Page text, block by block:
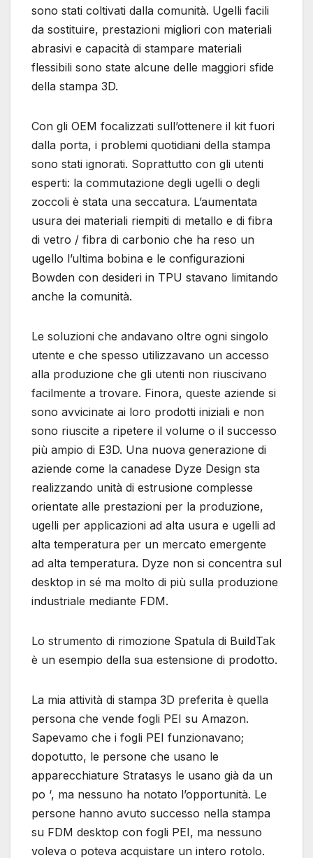
sono stati coltivati ​​dalla comunità. Ugelli facili
da sostituire, prestazioni migliori con materiali
abrasivi e capacità di stampare materiali
flessibili sono state alcune delle maggiori sfide
della stampa 3D.
Con gli OEM focalizzati sull’ottenere il kit fuori
dalla porta, i problemi quotidiani della stampa
sono stati ignorati. Soprattutto con gli utenti
esperti: la commutazione degli ugelli o degli
zoccoli è stata una seccatura. L’aumentata
usura dei materiali riempiti di metallo e di fibra
di vetro / fibra di carbonio che ha reso un
ugello l’ultima bobina e le configurazioni
Bowden con desideri in TPU stavano limitando
anche la comunità.
Le soluzioni che andavano oltre ogni singolo
utente e che spesso utilizzavano un accesso
alla produzione che gli utenti non riuscivano
facilmente a trovare. Finora, queste aziende si
sono avvicinate ai loro prodotti iniziali e non
sono riuscite a ripetere il volume o il successo
più ampio di E3D. Una nuova generazione di
aziende come la canadese Dyze Design sta
realizzando unità di estrusione complesse
orientate alle prestazioni per la produzione,
ugelli per applicazioni ad alta usura e ugelli ad
alta temperatura per un mercato emergente
ad alta temperatura. Dyze non si concentra sul
desktop in sé ma molto di più sulla produzione
industriale mediante FDM.
Lo strumento di rimozione Spatula di BuildTak
è un esempio della sua estensione di prodotto.
La mia attività di stampa 3D preferita è quella
persona che vende fogli PEI su Amazon.
Sapevamo che i fogli PEI funzionavano;
dopotutto, le persone che usano le
apparecchiature Stratasys le usano già da un
po ‘, ma nessuno ha notato l’opportunità. Le
persone hanno avuto successo nella stampa
su FDM desktop con fogli PEI, ma nessuno
voleva o poteva acquistare un intero rotolo.